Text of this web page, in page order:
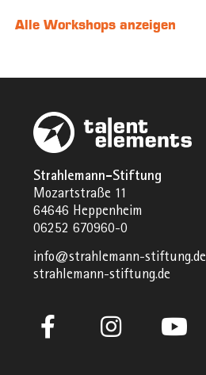
Alle Workshops anzeigen
Strahlemann-Stiftung
Mozartstraße 11
64646 Heppenheim
06252 670960-0
info@strahlemann-stiftung.de
strahlemann-stiftung.de